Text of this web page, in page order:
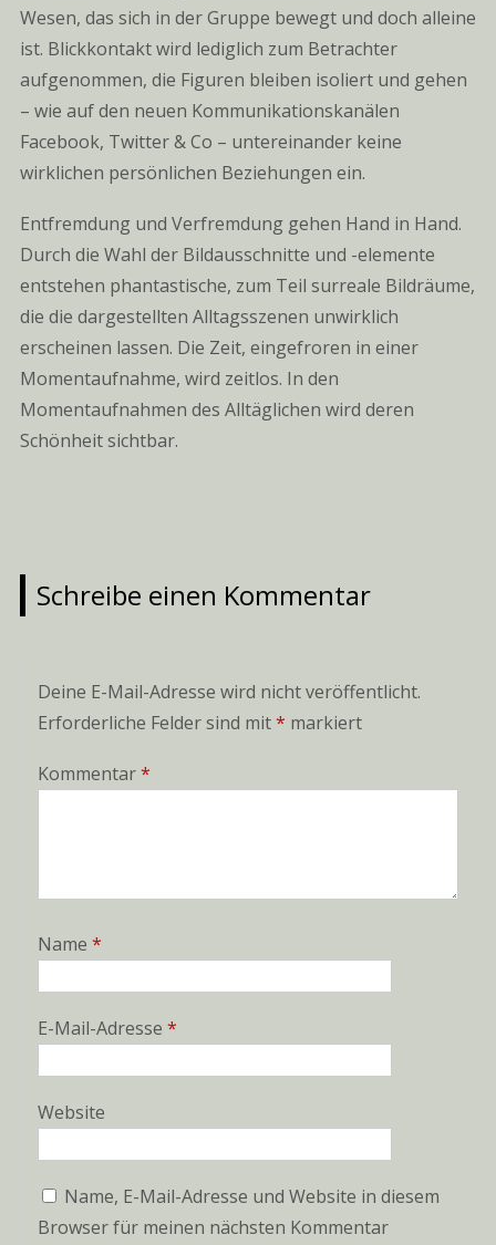
Wesen, das sich in der Gruppe bewegt und doch alleine
ist. Blickkontakt wird lediglich zum Betrachter
aufgenommen, die Figuren bleiben isoliert und gehen
– wie auf den neuen Kommunikationskanälen
Facebook, Twitter & Co – untereinander keine
wirklichen persönlichen Beziehungen ein.
Entfremdung und Verfremdung gehen Hand in Hand.
Durch die Wahl der Bildausschnitte und -elemente
entstehen phantastische, zum Teil surreale Bildräume,
die die dargestellten Alltagsszenen unwirklich
erscheinen lassen. Die Zeit, eingefroren in einer
Momentaufnahme, wird zeitlos. In den
Momentaufnahmen des Alltäglichen wird deren
Schönheit sichtbar.
Schreibe einen Kommentar
Deine E-Mail-Adresse wird nicht veröffentlicht.
Erforderliche Felder sind mit* markiert
Kommentar*
Name *
E-Mail-Adresse *
Website
Name, E-Mail-Adresse und Website in diesem
Browser für meinen nächsten Kommentar